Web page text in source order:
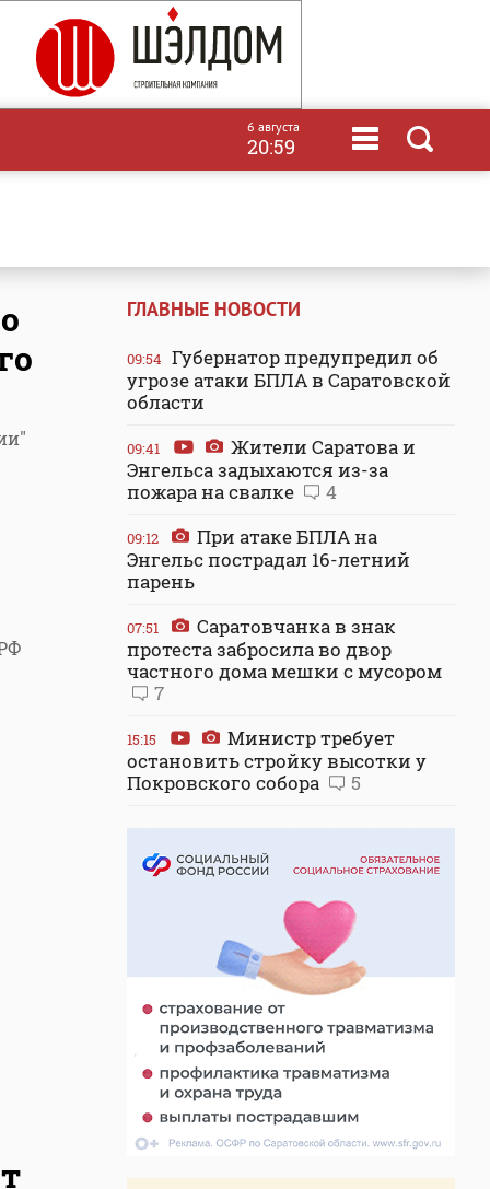
6 августа
20:59
ГЛАВНЫЕ НОВОСТИ
09:54 Губернатор предупредил об
угрозе атаки БПЛА в Саратовской
области
09:41
Жители Саратова и
Энгельса задыхаются из-за
пожара на свалке
4
09:12
При атаке БПЛА на
Энгельс пострадал 16-летний
парень
07:51
Саратовчанка в знак
протеста забросила во двор
частного дома мешки с мусором
7
15:15
Министр требует
остановить стройку высотки у
Покровского собора
5